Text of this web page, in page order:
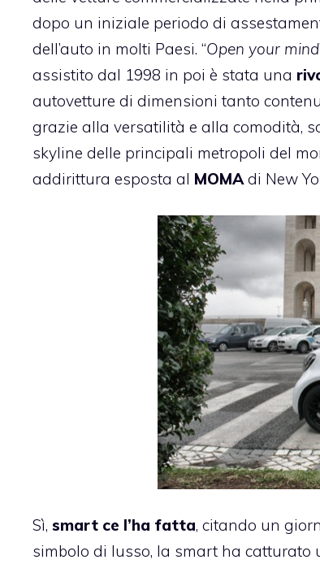
dopo un iniziale periodo di
dell’auto in molti Paesi. “Open your mind
assistito dal 1998 in poi è stata una
autovetture di dimensioni tanto
grazie alla versatilità e alla comodità,
skyline delle principali metropoli del
addirittura esposta al MOMAdi New
Sì, smart ce l’ha fatta, citando un
simbolo di lusso, la smart ha catturato